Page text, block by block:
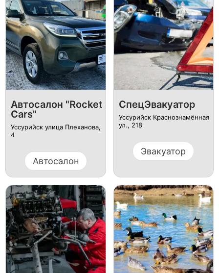
Автосалон "Rocket
Cars"
Уссурийск улица Плеханова,
4
Автосалон
СпецЭвакуатор
Уссурийск Краснознамённая
ул., 218
Эвакуатор